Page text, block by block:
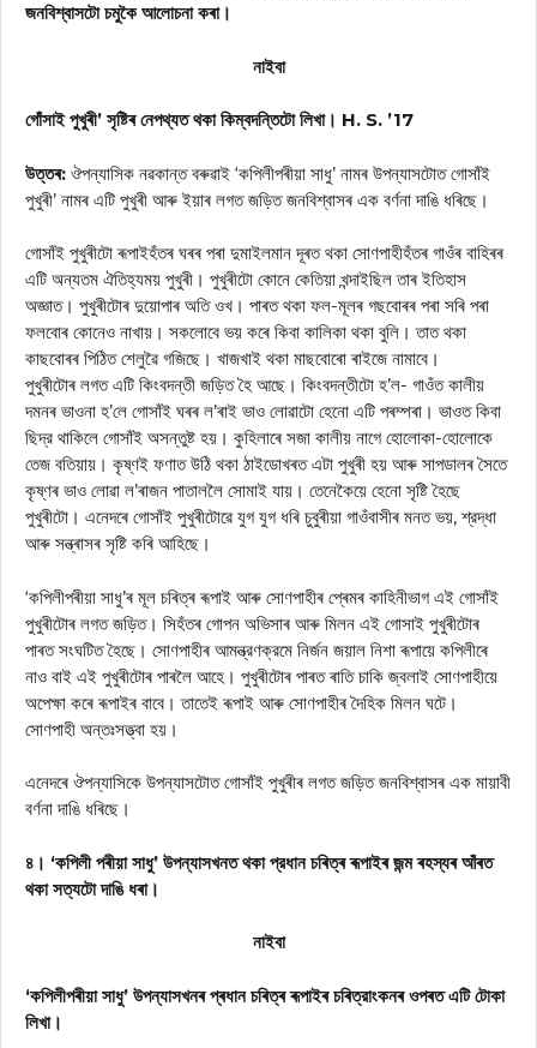
জনবিশ্বাসটো চমুকৈ আলোচনা কৰা।
নাইবা
গোঁসাই পুখুৰী’ সৃষ্টিৰ নেপথ্যত থকা কিম্বদন্তিটো লিখা। H. S. ’17
উত্তৰ: ঔপন্যাসিক নৱকান্ত বৰুৱাই ‘কপিলীপৰীয়া সাধু’ নামৰ উপন্যাসটোত গোসাঁই
পুখুৰী’ নামৰ এটি পুখুৰী আৰু ইয়াৰ লগত জড়িত জনবিশ্বাসৰ এক বর্ণনা দাঙি ধৰিছে।
গোসাঁই পুখুৰীটো ৰূপাইহঁতৰ ঘৰৰ পৰা দুমাইলমান দূৰত থকা সোণপাহীহঁতৰ গাওঁৰ বাহিৰৰ
এটি অন্যতম ঐতিহ্যময় পুখুৰী। পুখুৰীটো কোনে কেতিয়া খন্দাইছিল তাৰ ইতিহাস
অজ্ঞাত। পুখুৰীটোৰ দুয়োপাৰ অতি ওখ। পাৰত থকা ফল-মূলৰ গছবোৰৰ পৰা সৰি পৰা
ফলবোৰ কোনেও নাখায়। সকলোবে ভয় কৰে কিবা কালিকা থকা বুলি। তাত থকা
কাছবোৰৰ পিঠিত শেলুৱৈ গজিছে। খাজখাই থকা মাছবোৰো ৰাইজে নামাবে।
পুখুৰীটোৰ লগত এটি কিংবদন্তী জড়িত হৈ আছে। কিংবদন্তীটো হ’ল- গাওঁত কালীয়
দমনৰ ভাওনা হ’লে গোসাঁই ঘৰৰ ল’ৰাই ভাও লোৱাটো হেনো এটি পৰম্পৰা। ভাওত কিবা
ছিদ্র থাকিলে গোসাঁই অসন্তুষ্ট হয়। কুহিলাৰে সজা কালীয় নাগে হোলোকা-হোলোকে
তেজ বতিয়ায়। কৃষ্ণই ফণাত উঠি থকা ঠাইডোখৰত এটা পুখুৰী হয় আৰু সাপডালৰ সৈতে
কৃষ্ণৰ ভাও লোৱা ল’ৰাজন পাতাললৈ সোমাই যায়। তেনেকৈয়ে হেনো সৃষ্টি হৈছে
পুখুৰীটো। এনেদৰে গোসাঁই পুখুৰীটোৱে যুগ যুগ ধৰি চুবুৰীয়া গাওঁবাসীৰ মনত ভয়, শ্রদ্ধা
আৰু সন্ত্ৰাসৰ সৃষ্টি কৰি আহিছে।
‘কপিলীপৰীয়া সাধু’ৰ মূল চৰিত্ৰ ৰূপাই আৰু সোণপাহীৰ প্ৰেমৰ কাহিনীভাগ এই গোসাঁই
পুখুৰীটোৰ লগত জড়িত। সিহঁতৰ গোপন অভিসাৰ আৰু মিলন এই গোসাই পুখুৰীটোৰ
পাৰত সংঘটিত হৈছে। সোণপাহীৰ আমন্ত্রণক্রমে নির্জন জয়াল নিশা ৰূপায়ে কপিলীৰে
নাও বাই এই পুখুৰীটোৰ পাৰলৈ আহে। পুখুৰীটোৰ পাৰত ৰাতি চাকি জ্বলাই সোণপাহীয়ে
অপেক্ষা কৰে ৰূপাইৰ বাবে। তাতেই ৰূপাই আৰু সোণপাহীৰ দৈহিক মিলন ঘটে।
সোণপাহী অন্তঃসত্ত্বা হয়।
এনেদৰে ঔপন্যাসিকে উপন্যাসটোত গোসাঁই পুখুৰীৰ লগত জড়িত জনবিশ্বাসৰ এক মায়াবী
বর্ণনা দাঙি ধৰিছে।
৪। ‘কপিলী পৰীয়া সাধু’ উপন্যাসখনত থকা প্রধান চৰিত্ৰ ৰূপাইৰ জন্ম ৰহস্যৰ আঁৰত
থকা সত্যটো দাঙি ধৰা।
নাইবা
‘কপিলীপৰীয়া সাধু’ উপন্যাসখনৰ প্ৰধান চৰিত্ৰ ৰূপাইৰ চৰিত্রাংকনৰ ওপৰত এটি টোকা
লিখা।